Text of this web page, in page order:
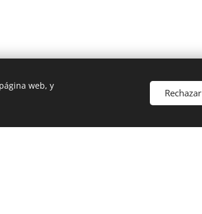
web, y
Rechazar